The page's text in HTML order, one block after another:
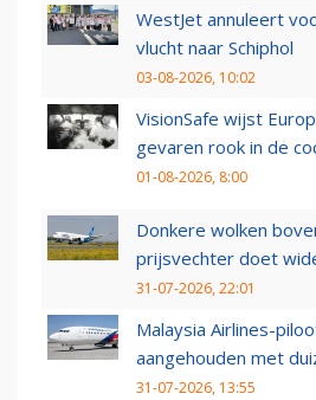
WestJet annuleert
vlucht naar Schiphol
03-08-2026, 10:02
VisionSafe wijst
gevaren rook in de
01-08-2026, 8:00
Donkere wolken
prijsvechter doet
31-07-2026, 22:01
Malaysia Airlines-
aangehouden met
31-07-2026, 13:55